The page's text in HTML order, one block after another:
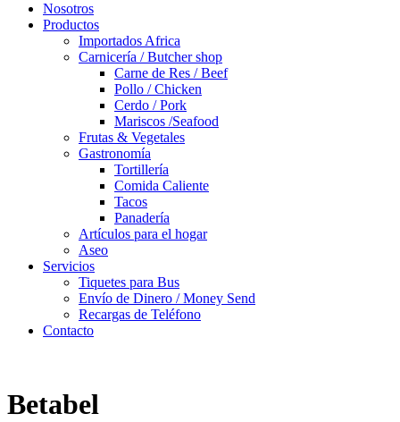
Nosotros
Productos
Importados Africa
Carnicería / Butcher shop
Carne de Res / Beef
Pollo / Chicken
Cerdo / Pork
Mariscos /Seafood
Frutas & Vegetales
Gastronomía
Tortillería
Comida Caliente
Tacos
Panadería
Artículos para el hogar
Aseo
Servicios
Tiquetes para Bus
Envío de Dinero / Money Send
Recargas de Teléfono
Contacto
Betabel